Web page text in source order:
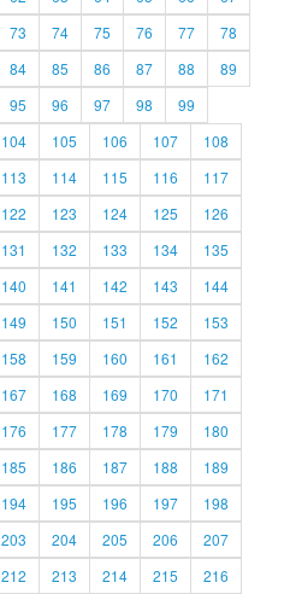
73 74 75 76 77
78
84 85 86 87 88
89
95 96 97 98
99
104 105 106 107
108
113 114 115 116
117
122 123 124 125
126
131 132 133 134
135
140 141 142 143
144
149 150 151 152
153
158 159 160 161
162
167 168 169 170
171
176 177 178 179
180
185 186 187 188
189
194 195 196 197
198
203 204 205 206
207
212 213 214 215
216